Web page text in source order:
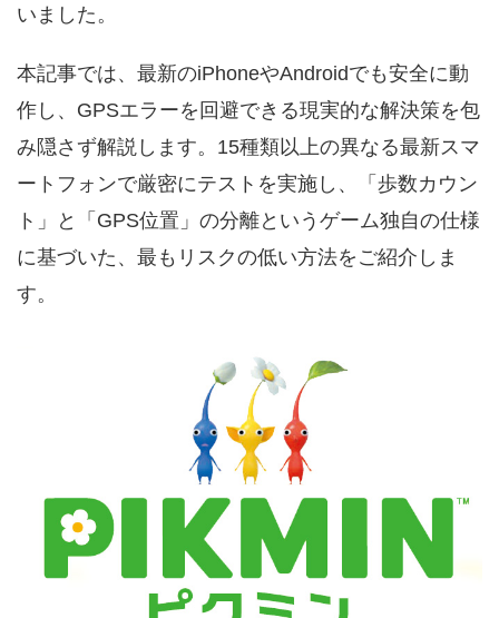
いました。
本記事では、最新のiPhoneやAndroidでも安全に動
作し、GPSエラーを回避できる現実的な解決策を包
み隠さず解説します。15種類以上の異なる最新スマ
ートフォンで厳密にテストを実施し、「歩数カウン
ト」と「GPS位置」の分離というゲーム独自の仕様
に基づいた、最もリスクの低い方法をご紹介しま
す。